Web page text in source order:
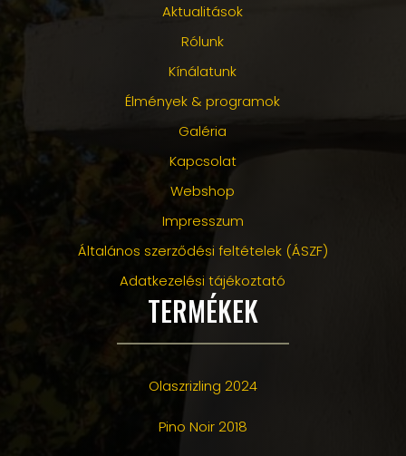
Aktualitások
Rólunk
Kínálatunk
Élmények & programok
Galéria
Kapcsolat
Webshop
Impresszum
Általános szerződési feltételek (ÁSZF)
Adatkezelési tájékoztató
TERMÉKEK
Olaszrizling 2024
Pino Noir 2018